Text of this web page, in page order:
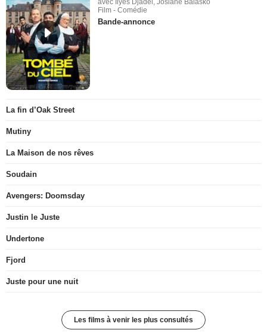
avec Ilyes Djadel, Josiane Balasko
Film - Comédie
Bande-annonce
La fin d’Oak Street
Mutiny
La Maison de nos rêves
Soudain
Avengers: Doomsday
Justin le Juste
Undertone
Fjord
Juste pour une nuit
Les films à venir les plus consultés